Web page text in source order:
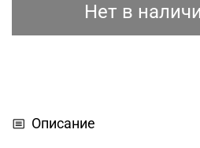
Нет в
Описание